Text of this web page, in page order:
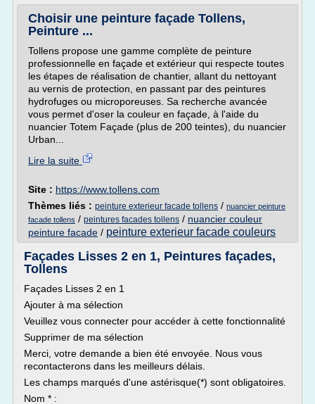
Choisir une peinture façade Tollens,
Peinture ...
Tollens propose une gamme complète de peinture
professionnelle en façade et extérieur qui respecte toutes
les étapes de réalisation de chantier, allant du nettoyant
au vernis de protection, en passant par des peintures
hydrofuges ou microporeuses. Sa recherche avancée
vous permet d'oser la couleur en façade, à l'aide du
nuancier Totem Façade (plus de 200 teintes), du nuancier
Urban...
Lire la suite
Site : https://www.tollens.com
Thèmes liés : peinture exterieur facade tollens / nuancier peinture
facade tollens / peintures facades tollens / nuancier couleur
peinture facade / peinture exterieur facade couleurs
Façades Lisses 2 en 1, Peintures façades,
Tollens
Façades Lisses 2 en 1
Ajouter à ma sélection
Veuillez vous connecter pour accéder à cette fonctionnalité
Supprimer de ma sélection
Merci, votre demande a bien été envoyée. Nous vous
recontacterons dans les meilleurs délais.
Les champs marqués d'une astérisque(*) sont obligatoires.
Nom * :